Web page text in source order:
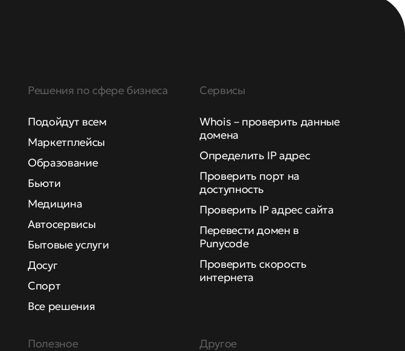
Решения по сфере бизнеса
Подойдут всем
Маркетплейсы
Образование
Бьюти
Медицина
Автосервисы
Бытовые услуги
Досуг
Спорт
Все решения
Сервисы
Whois – проверить данные
домена
Определить IP адрес
Проверить порт на
доступность
Проверить IP адрес сайта
Перевести домен в
Punycode
Проверить скорость
интернета
Полезное Другое